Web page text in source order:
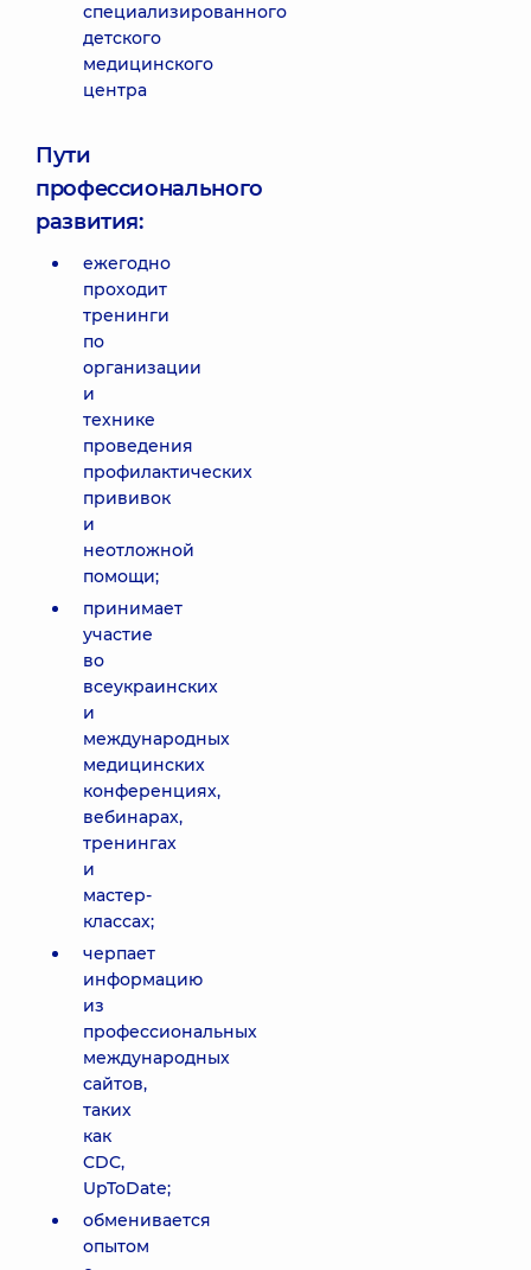
специализированного
детского
медицинского
центра
Пути
профессионального
развития:
ежегодно
проходит
тренинги
по
организации
и
технике
проведения
профилактических
прививок
и
неотложной
помощи;
принимает
участие
во
всеукраинских
и
международных
медицинских
конференциях,
вебинарах,
тренингах
и
мастер-
классах;
черпает
информацию
из
профессиональных
международных
сайтов,
таких
как
CDC,
UpToDate;
обменивается
опытом